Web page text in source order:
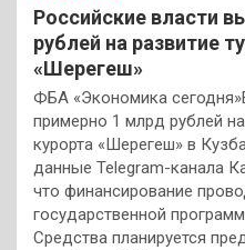
Российские власти
рублей на развитие
«Шерегеш»
ФБА «Экономика
примерно 1 млрд рублей
курорта «Шерегеш» в
данные Telegram-канала
что финансирование
государственной
Средства планируется